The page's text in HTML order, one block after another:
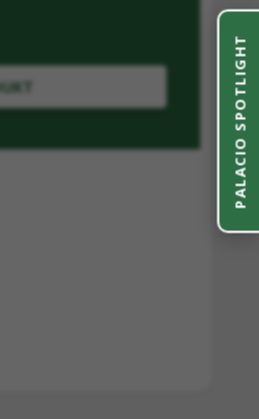
PALACIO SPOTLIGHT